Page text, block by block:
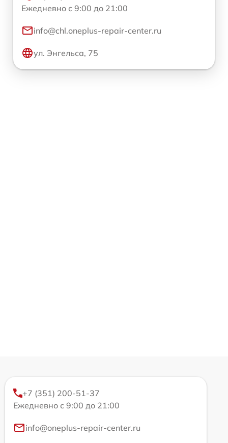
Ежедневно с 9:00 до 21:00
info@chl.oneplus-repair-center.ru
ул. Энгельса, 75
+7 (351) 200-51-37
Ежедневно с 9:00 до 21:00
info@oneplus-repair-center.ru